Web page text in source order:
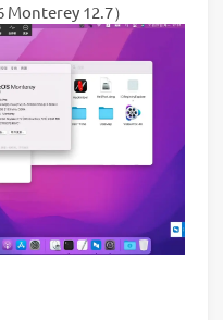
Monterey 12.7）